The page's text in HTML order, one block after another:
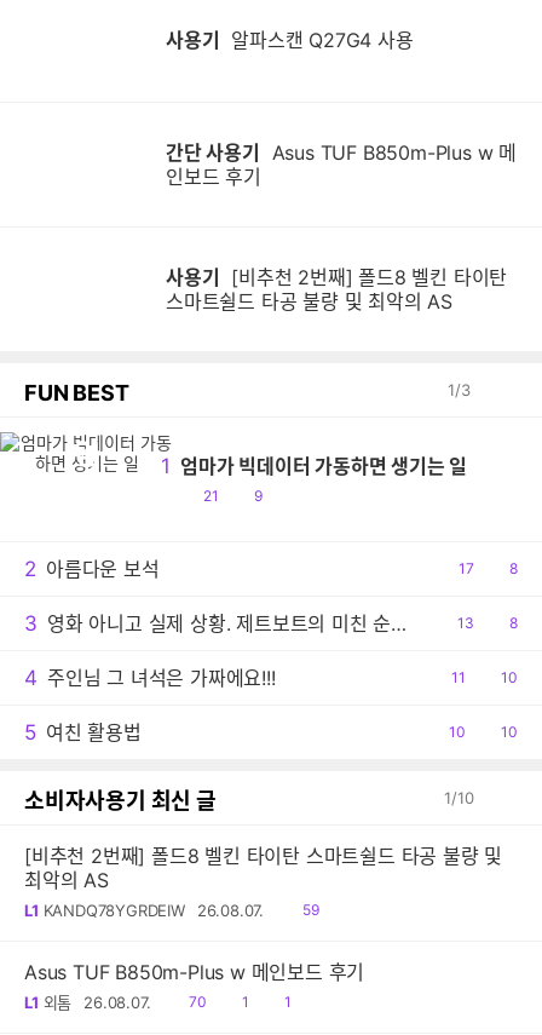
사용기 알파스캔 Q27G4 사용
간단 사용기
인보드 후기
사용기
스마트쉴드 타공 불량 및 최악의 AS
FUN BEST 1/3
1 엄마가 빅데이터 가동하면 생기는 일
공
21
댓
9
엄
2 아름다운 보석
공
17
댓
8
3 영화 아니고 실제 상황. 제트보트의 미친 순발력
공
13
댓
8
4 주인님 그 녀석은 가짜에요!!!
공
11
댓
10
5 여친 활용법
공
10
댓
10
소비자사용기 최신 글 1/10
[비추천 2번째] 폴드8 벨킨 타이탄 스마트쉴드 타공 불량 및
최악의 AS
L1 KANDQ78YGRDEIW 26.08.07.
읽
59
Asus TUF B850m-Plus w 메인보드 후기
L1 외톰 26.08.07.
읽
70
공1
댓1